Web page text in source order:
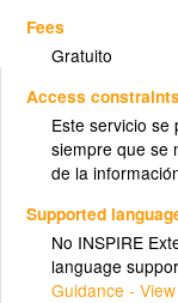
Fees
Gratuito
Access
Este servicio
siempre que se
de la
Supported
No INSPIRE
language
Guidance -